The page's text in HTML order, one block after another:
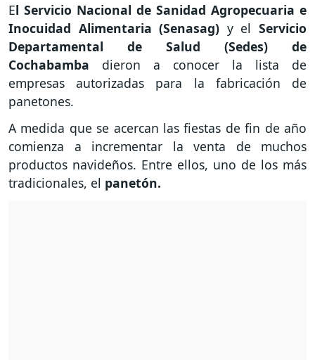
El Servicio Nacional de Sanidad Agropecuaria e
Inocuidad Alimentaria (Senasag) y elServicio
Departamental de Salud (Sedes) de
Cochabamba dieron a conocer la lista de
empresas autorizadas para la fabricación de
panetones.
A medida que se acercan las fiestas de fin de año
comienza a incrementar la venta de muchos
productos navideños. Entre ellos, uno de los más
tradicionales, el panetón.